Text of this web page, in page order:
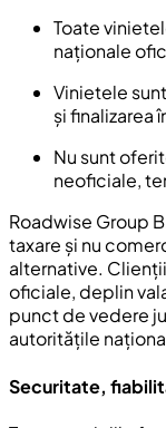
Toate
naționale
Vinietele
și finalizarea
Nu sunt
neoficiale,
Roadwise Group
taxare și nu
alternative.
oficiale, deplin
punct de vedere
autoritățile
Securitate,